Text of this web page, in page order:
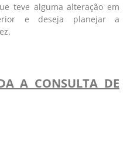
teve alguma alteração em
e deseja planejar a
A CONSULTA DE